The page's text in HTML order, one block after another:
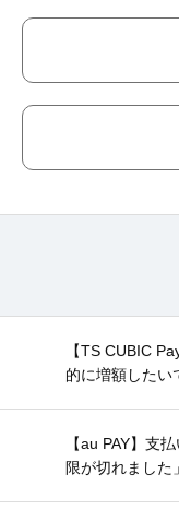
【TS CUBIC
的に増額したい
【au PAY】支
限が切れました